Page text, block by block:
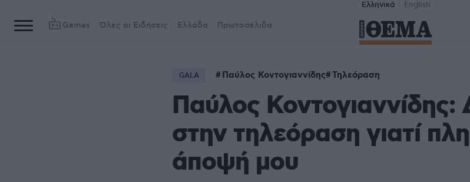
Ελληνικά English
Games Όλες οι Ειδήσεις Ελλάδα Πρωτοσέλιδα
GALA Παύλος Κοντογιαννίδης Τηλεόραση
Παύλος Κοντογιαννίδης:
στην τηλεόραση γιατί
άποψή μου